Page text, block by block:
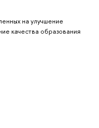
на улучшение
качества образования